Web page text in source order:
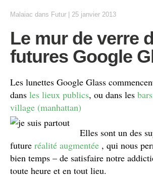
Malaiac dans Futur 25 janvier 2013
Le mur de verre
futures Google
Les lunettes Google Glass
dans les lieux publics, ou dans les
village (manhattan)
Elles sont un des
future réalité augmentée , qui nous
bien temps – de satisfaire notre
toute heure et en tout lieu.